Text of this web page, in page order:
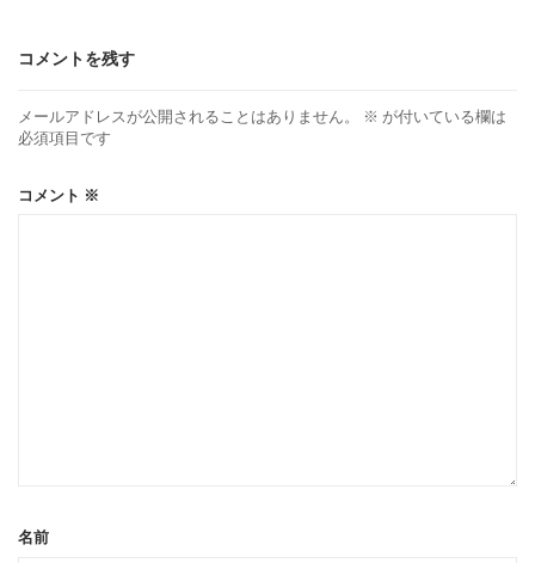
コメントを残す
メールアドレスが公開されることはありません。 ※ が付いている欄は
必須項目です
コメント ※
名前